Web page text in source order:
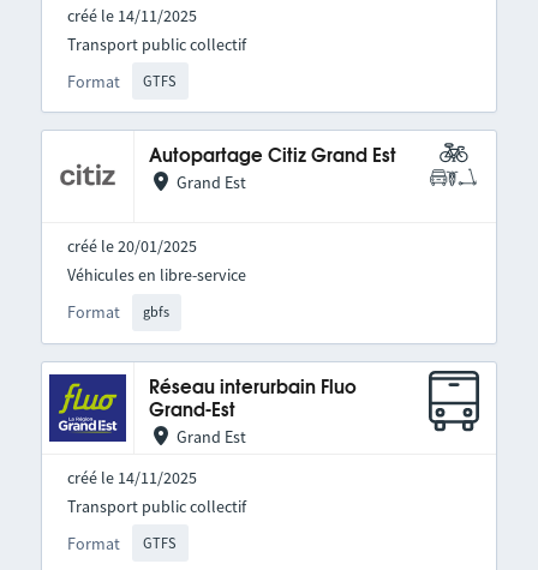
créé le 14/11/2025
Format GTFS
Transport public collectif
Autopartage Citiz Grand Est
Grand Est
créé le 20/01/2025
Format gbfs
Véhicules en libre-service
Réseau interurbain Fluo
Grand-Est
Grand Est
créé le 14/11/2025
Format GTFS
Transport public collectif